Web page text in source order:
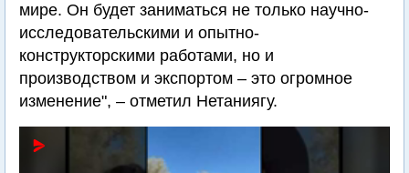
мире. Он будет заниматься не только научно-
исследовательскими и опытно-
конструкторскими работами, но и
производством и экспортом – это огромное
изменение", – отметил Нетаниягу.